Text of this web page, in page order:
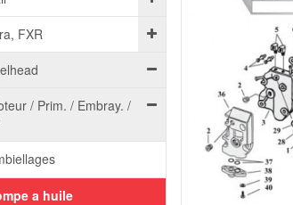
FXR
/ Prim. / Embray. /
a huile